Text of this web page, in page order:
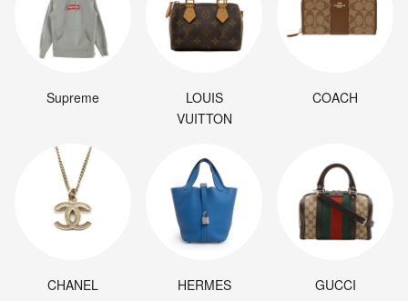
Supreme
LOUIS
VUITTON
COACH
CHANEL HERMES GUCCI